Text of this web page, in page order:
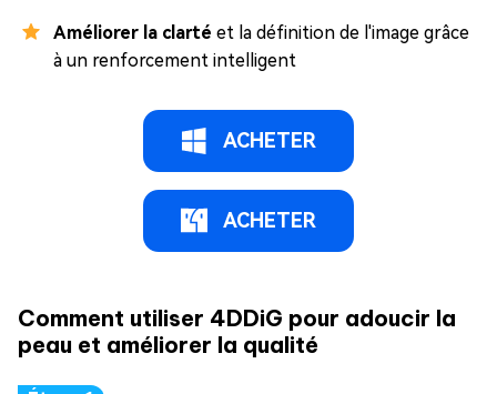
Améliorer la clarté et la définition de l'image grâce
à un renforcement intelligent
ACHETER
ACHETER
Comment utiliser 4DDiG pour adoucir la
peau et améliorer la qualité